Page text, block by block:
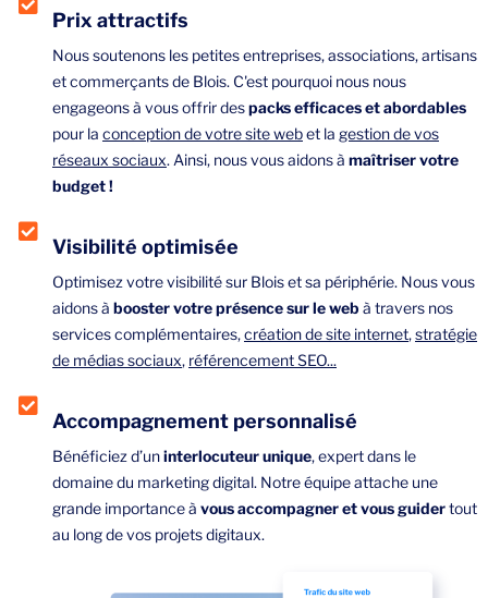
Prix attractifs
Nous soutenons les petites entreprises, associations, artisans
et commerçants de Blois. C'est pourquoi nous nous
engageons à vous offrir despacks efficaces et abordables
pour la conception de votre site webet la gestion de vos
réseaux sociaux. Ainsi, nous vous aidons à maîtriser votre
budget !
Visibilité optimisée
Optimisez votre visibilité sur Blois et sa périphérie. Nous vous
aidons à booster votre présence sur le web à travers nos
services complémentaires,création de site internet,stratégie
de médias sociaux, référencement SEO...
Accompagnement personnalisé
Bénéficiez d’uninterlocuteur unique, expert dans le
domaine du marketing digital. Notre équipe attache une
grande importance à vous accompagner et vous guidertout
au long de vos projets digitaux.